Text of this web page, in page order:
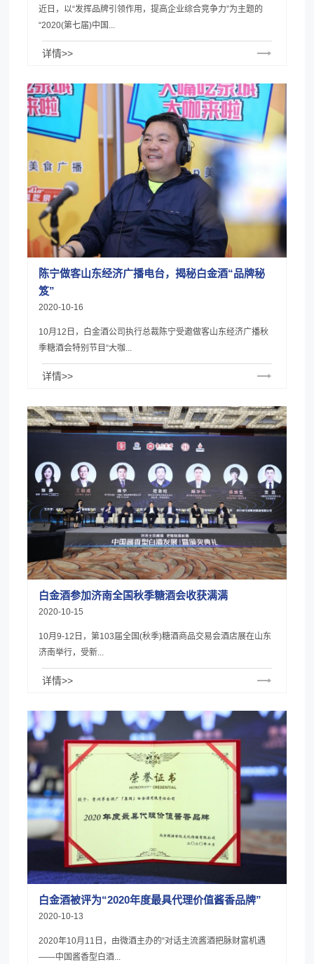
近日，以“发挥品牌引领作用，提高企业综合竞争力”为主题的
“2020(第七届)中国...
详情>>
陈宁做客山东经济广播电台，揭秘白金酒“品牌秘
笈”
2020-10-16
10月12日，白金酒公司执行总裁陈宁受邀做客山东经济广播秋
季糖酒会特别节目“大咖...
详情>>
白金酒参加济南全国秋季糖酒会收获满满
2020-10-15
10月9-12日，第103届全国(秋季)糖酒商品交易会酒店展在山东
济南举行，受新...
详情>>
白金酒被评为“2020年度最具代理价值酱香品牌”
2020-10-13
2020年10月11日，由微酒主办的“对话主流酱酒把脉财富机遇
——中国酱香型白酒...